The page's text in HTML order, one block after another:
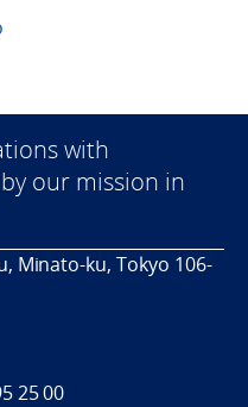
with
our mission in
Minato-ku, Tokyo 106-
25 00